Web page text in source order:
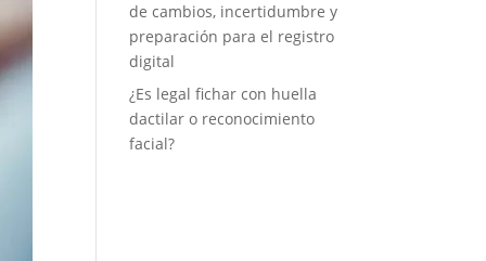
de cambios, incertidumbre y
preparación para el registro
digital
¿Es legal fichar con huella
dactilar o reconocimiento
facial?